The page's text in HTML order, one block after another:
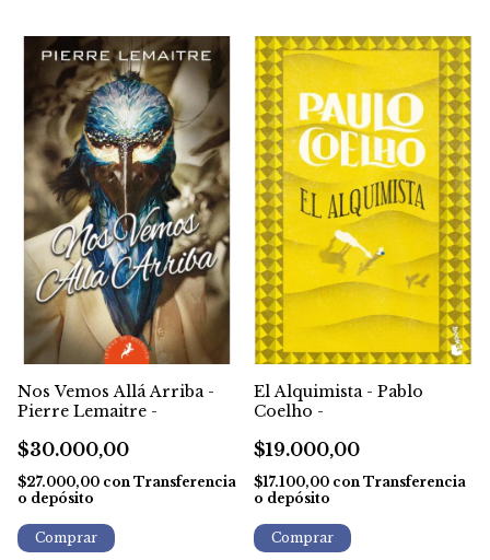
Nos Vemos Allá Arriba -
Pierre Lemaitre -
$30.000,00
$27.000,00 con Transferencia
o depósito
El Alquimista - Pablo
Coelho -
$19.000,00
$17.100,00 con Transferencia
o depósito